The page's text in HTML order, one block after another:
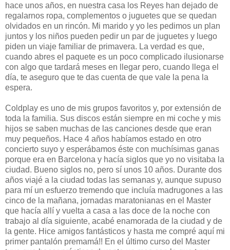
hace unos años, en nuestra casa los Reyes han dejado de
regalarnos ropa, complementos o juguetes que se quedan
olvidados en un rincón. Mi marido y yo les pedimos un plan
juntos y los niños pueden pedir un par de juguetes y luego
piden un viaje familiar de primavera. La verdad es que,
cuando abres el paquete es un poco complicado ilusionarse
con algo que tardará meses en llegar pero, cuando llega el
día, te aseguro que te das cuenta de que vale la pena la
espera.
Coldplay es uno de mis grupos favoritos y, por extensión de
toda la familia. Sus discos están siempre en mi coche y mis
hijos se saben muchas de las canciones desde que eran
muy pequeños. Hace 4 años habíamos estado en otro
concierto suyo y esperábamos éste con muchísimas ganas
porque era en Barcelona y hacía siglos que yo no visitaba la
ciudad. Bueno siglos no, pero sí unos 10 años. Durante dos
años viajé a la ciudad todas las semanas y, aunque supuso
para mí un esfuerzo tremendo que incluía madrugones a las
cinco de la mañana, jornadas maratonianas en el Master
que hacía allí y vuelta a casa a las doce de la noche con
trabajo al día siguiente, acabé enamorada de la ciudad y de
la gente. Hice amigos fantásticos y hasta me compré aquí mi
primer pantalón premamá!! En el último curso del Master